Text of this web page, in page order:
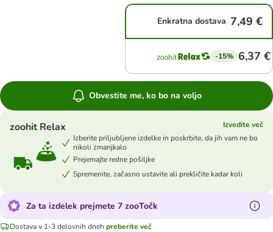
Enkratna dostava 7,49 €
-15% 6,37 €
Obvestite me, ko bo na voljo
zoohit Relax
Izvedite več
Izberite priljubljene izdelke in poskrbite, da jih vam ne bo
nikoli zmanjkalo
Prejemajte redne pošiljke
Spremenite, začasno ustavite ali prekličite kadar koli
Za ta izdelek prejmete 7 zooTočk
Dostava v 1-3 delovnih dneh preberite več